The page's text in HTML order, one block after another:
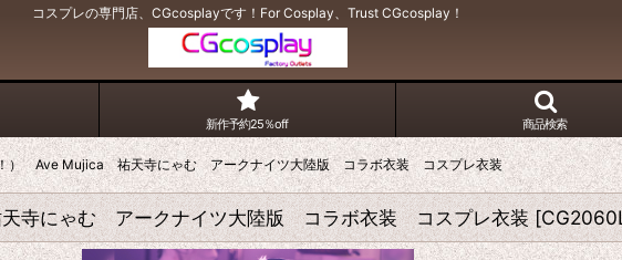
コスプレの専門店、CGcosplayです！For Cosplay、Trust CGcosplay！
新作予約25％off 商品検索
） Ave Mujica 祐天寺にゃむ アークナイツ大陸版 コラボ衣装 コスプレ衣装
にゃむ アークナイツ大陸版 コラボ衣装 コスプレ衣装 [